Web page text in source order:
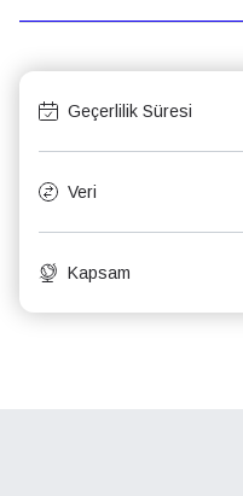
Geçerlilik Süresi
Veri
Kapsam